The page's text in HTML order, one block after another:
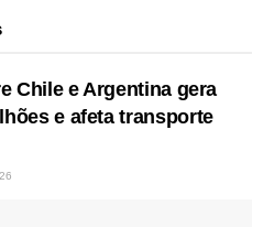
Chile e Argentina gera
e afeta transporte